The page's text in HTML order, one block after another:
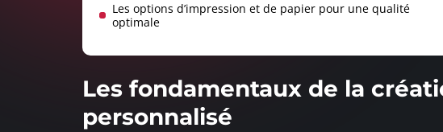
Les options d’impression et de papier pour une qualité
optimale
Les fondamentaux de la
personnalisé